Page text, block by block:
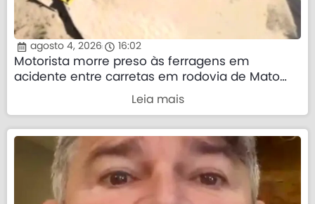
agosto 4, 2026 16:02
Motorista morre preso às ferragens em
acidente entre carretas em rodovia de Mato
Leia mais